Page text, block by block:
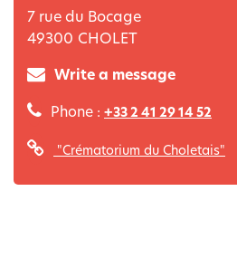
7 rue du Bocage
49300 CHOLET
Write a message
Phone : +33 2 41 29 14 52
"Crématorium du Choletais"